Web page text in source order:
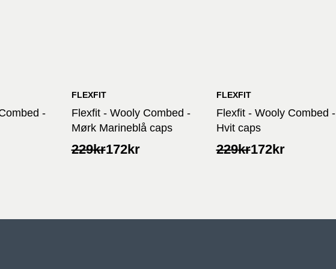
-
FLEXFIT
Flexfit - Wooly Combed -
Mørk Marineblå caps
229kr
Opprinnelig
172kr
Nåværende
FLEXFIT
Flexfit - Wooly Combed -
Hvit caps
229kr
Opprinnelig
172kr
Nåværende